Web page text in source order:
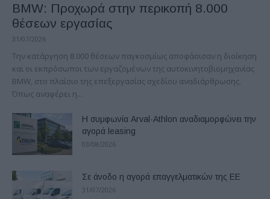
BMW: Προχωρά στην περικοπή 8.000
θέσεων εργασίας
31/07/2026
Την κατάργηση 8.000 θέσεων παγκοσμίως αποφάσισαν η διοίκηση
και οι εκπρόσωποι των εργαζομένων της αυτοκινητοβιομηχανίας
ΒΜW, στο πλαίσιο της επεξεργασίας σχεδίου αναδιάρθρωσης.
Όπως αναφέρει η...
Η συμφωνία Arval-Athlon αναδιαμορφώνει την
αγορά leasing
03/08/2026
Σε άνοδο η αγορά επαγγελματικών της ΕΕ
31/07/2026